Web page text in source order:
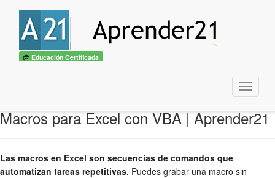
Educación Certificada
Menu
Macros para Excel con VBA | Aprender21
Las macros en Excel son secuencias de comandos que
automatizan tareas repetitivas. Puedes grabar una macro sin